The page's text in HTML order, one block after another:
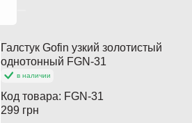
Галстук Gofin узкий золотистый
однотонный FGN-31
в наличии
Код товара: FGN-31
299 грн